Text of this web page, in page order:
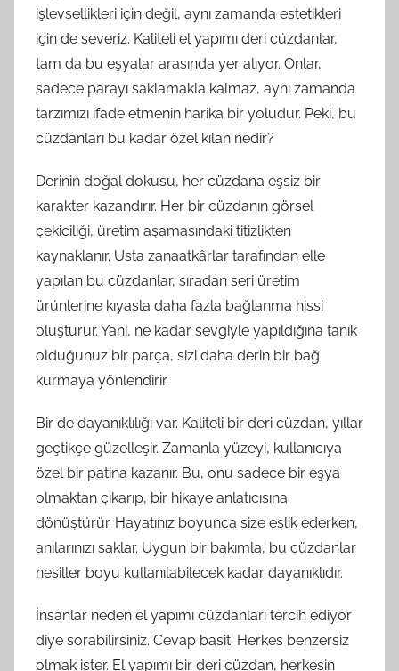
işlevsellikleri için değil, aynı zamanda estetikleri
için de severiz. Kaliteli el yapımı deri cüzdanlar,
tam da bu eşyalar arasında yer alıyor. Onlar,
sadece parayı saklamakla kalmaz, aynı zamanda
tarzımızı ifade etmenin harika bir yoludur. Peki, bu
cüzdanları bu kadar özel kılan nedir?
Derinin doğal dokusu, her cüzdana eşsiz bir
karakter kazandırır. Her bir cüzdanın görsel
çekiciliği, üretim aşamasındaki titizlikten
kaynaklanır. Usta zanaatkârlar tarafından elle
yapılan bu cüzdanlar, sıradan seri üretim
ürünlerine kıyasla daha fazla bağlanma hissi
oluşturur. Yani, ne kadar sevgiyle yapıldığına tanık
olduğunuz bir parça, sizi daha derin bir bağ
kurmaya yönlendirir.
Bir de dayanıklılığı var. Kaliteli bir deri cüzdan, yıllar
geçtikçe güzelleşir. Zamanla yüzeyi, kullanıcıya
özel bir patina kazanır. Bu, onu sadece bir eşya
olmaktan çıkarıp, bir hikaye anlatıcısına
dönüştürür. Hayatınız boyunca size eşlik ederken,
anılarınızı saklar. Uygun bir bakımla, bu cüzdanlar
nesiller boyu kullanılabilecek kadar dayanıklıdır.
İnsanlar neden el yapımı cüzdanları tercih ediyor
diye sorabilirsiniz. Cevap basit: Herkes benzersiz
olmak ister. El yapımı bir deri cüzdan, herkesin